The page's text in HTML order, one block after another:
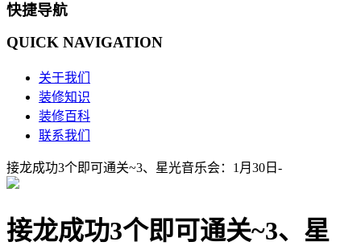
快捷导航
QUICK NAVIGATION
关于我们
装修知识
装修百科
联系我们
接龙成功3个即可通关~3、星光音乐会：1月30日-
接龙成功3个即可通关~3、星